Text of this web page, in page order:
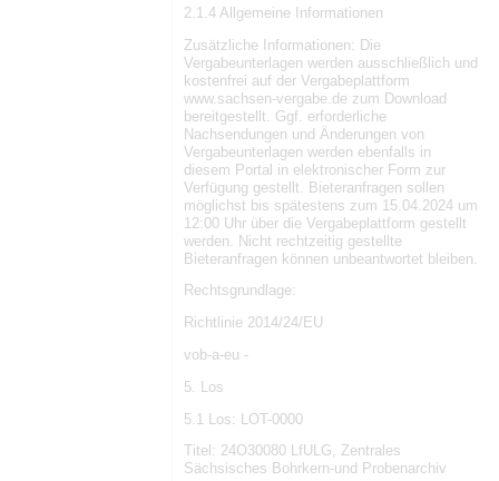
2.1.4 Allgemeine Informationen
Zusätzliche Informationen: Die
Vergabeunterlagen werden ausschließlich und
kostenfrei auf der Vergabeplattform
www.sachsen-vergabe.de zum Download
bereitgestellt. Ggf. erforderliche
Nachsendungen und Änderungen von
Vergabeunterlagen werden ebenfalls in
diesem Portal in elektronischer Form zur
Verfügung gestellt. Bieteranfragen sollen
möglichst bis spätestens zum 15.04.2024 um
12:00 Uhr über die Vergabeplattform gestellt
werden. Nicht rechtzeitig gestellte
Bieteranfragen können unbeantwortet bleiben.
Rechtsgrundlage:
Richtlinie 2014/24/EU
vob-a-eu -
5. Los
5.1 Los: LOT-0000
Titel: 24O30080 LfULG, Zentrales
Sächsisches Bohrkern-und Probenarchiv